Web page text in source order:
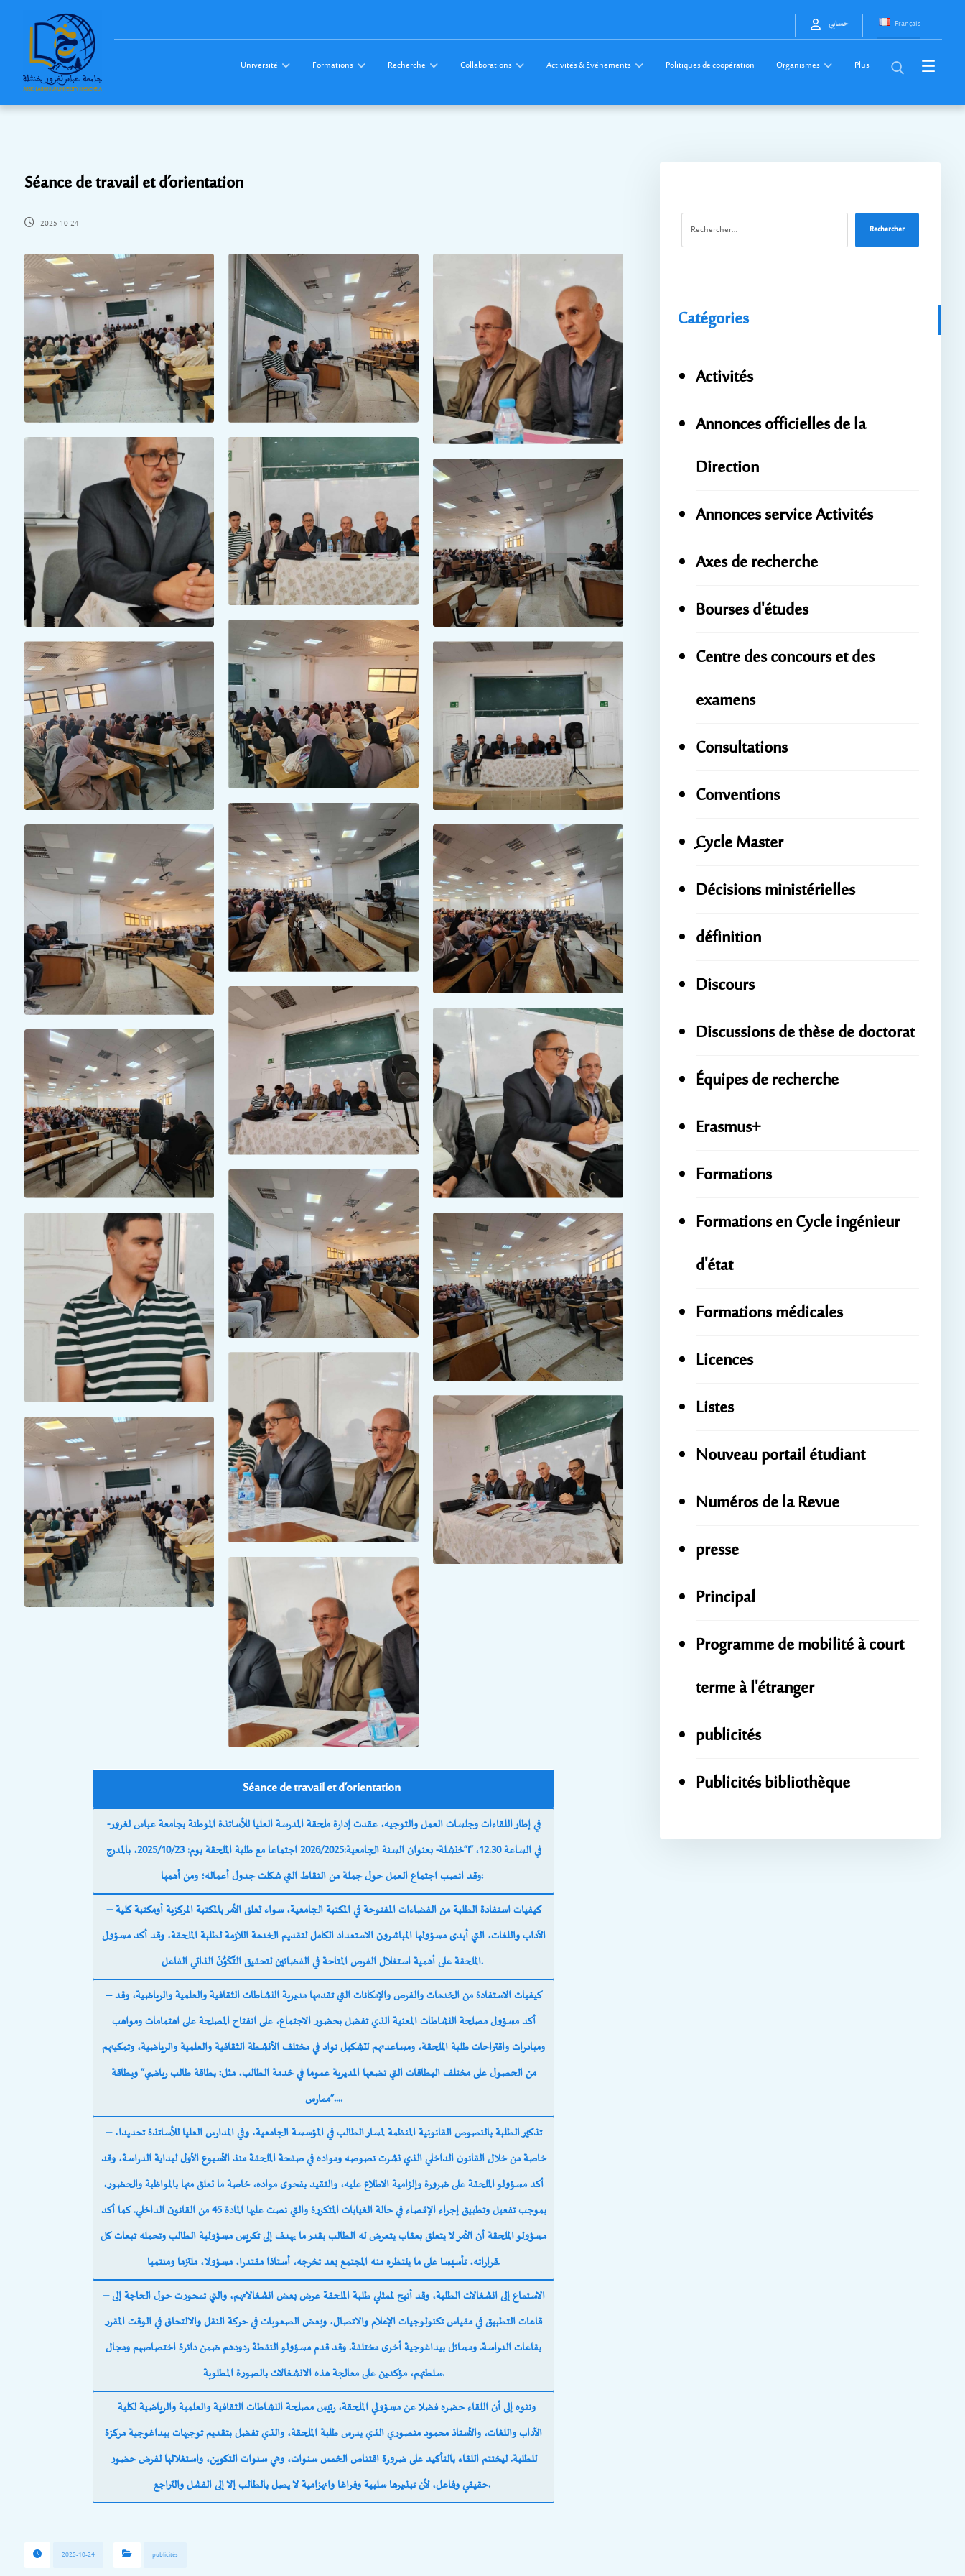
Français حسابي
Université Formations Recherche Collaborations Activités & Evénements Politiques de coopération Organismes Plus
Séance de travail et d’orientation
2025-10-24
Séance de travail et d’orientation
في إطار اللقاءات وجلسات العمل والتوجيه، عقدت إدارة ملحقة المدرسة العليا للأساتذة الموطنة بجامعة عباس لغرور-
خنشلة- بعنوان السنة الجامعية:2026/2025 اجتماعا مع طلبة الملحقة يوم: 2025/10/23، بالمدرج”I” في الساعة 12.30،
وقد انصب اجتماع العمل حول جملة من النقاط التي شكلت جدول أعماله؛ ومن أهمها:
– كيفيات استفادة الطلبة من الفضاءات المفتوحة في المكتبة الجامعية، سواء تعلق الأمر بالمكتبة المركزية أومكتبة كلية
الآداب واللغات، التي أبدى مسؤولها المباشرون الاستعداد الكامل لتقديم الخدمة اللازمة لطلبة الملحقة، وقد أكد مسؤول
الملحقة على أهمية استغلال الفرص المتاحة في الفضائين لتحقيق التَّكَوُّنَ الذاتي الفاعل.
– كيفيات الاستفادة من الخدمات والفرص والإمكانات التي تقدمها مديرية النشاطات الثقافية والعلمية والرياضية، وقد
أكد مسؤول مصلحة النشاطات المعنية الذي تفضل بحضور الاجتماع، على انفتاح المصلحة على اهتمامات ومواهب
ومبادرات واقتراحات طلبة الملحقة، ومساعدتهم لتشكيل نواد في مختلف الأنشطة الثقافية والعلمية والرياضية، وتمكينهم
من الحصول على مختلف البطاقات التي تضعها المديرية عموما في خدمة الطالب، مثل: بطاقة طالب رياضي” وبطاقة
ممارس”….
– تذكير الطلبة بالنصوص القانونية المنظمة لمسار الطالب في المؤسسة الجامعية، وفي المدارس العليا للأساتذة تحديدا،
خاصة من خلال القانون الداخلي الذي نشرت نصوصه ومواده في صفحة الملحقة منذ الأسبوع الأول لبداية الدراسة، وقد
أكد مسؤولو الملحقة على ضرورة وإلزامية الاطلاع عليه، والتقيد بفحوى مواده، خاصة ما تعلق منها بالمواظبة والحضور،
بموجب تفعيل وتطبيق إجراء الإقصاء في حالة الغيابات المتكررة والتي نصت عليها المادة 45 من القانون الداخلي. كما أكد
مسؤولو الملحقة أن الأمر لا يتعلق بعقاب يتعرض له الطالب بقدر ما يهدف إلى تكريس مسؤولية الطالب وتحمله تبعات كل
قراراته، تأسيسا على ما ينتظره منه المجتمع بعد تخرجه، أستاذا مقتدرا، مسؤولا، ملتزما ومنتميا.
– الاستماع إلى انشغالات الطلبة، وقد أتيح لممثلي طلبة الملحقة عرض بعض انشغالاتهم، والتي تمحورت حول الحاجة إلى
قاعات التطبيق في مقياس تكنولوجيات الإعلام والاتصال، وبعض الصعوبات في حركة النقل والالتحاق في الوقت المقرر
بقاعات الدراسة. ومسائل بيداغوجية أخرى مختلفة. وقد قدم مسؤولو النقطة ردودهم ضمن دائرة اختصاصهم ومجال
سلطتهم، مؤكدين على معالجة هذه الانشغالات بالصورة المطلوبة.
الآداب واللغات، والأستاذ محمود منصوري الذي يدرس طلبة الملحقة، والذي تفضل بتقديم توجيهات بيداغوجية مركزة
للطلبة. ليختتم اللقاء بالتأكيد على ضرورة اقتناص الخمس سنوات، وهي سنوات التكوين، واستغلالها لفرض حضور
حقيقي وفاعل، لأن تبذيرها سلبية وفراغا وانهزامية لا يصل بالطالب إلا إلى الفشل والتراجع.
2025-10-24 publicités
Rechercher
Catégories
Activités
Annonces officielles de la
Direction
Annonces service Activités
Axes de recherche
Bourses d'études
Centre des concours et des
examens
Consultations
Conventions
ِِِCycle Master
Décisions ministérielles
définition
Discours
Discussions de thèse de doctorat
Équipes de recherche
Erasmus+
Formations
Formations en Cycle ingénieur
d'état
Formations médicales
Licences
Listes
Nouveau portail étudiant
Numéros de la Revue
presse
Principal
Programme de mobilité à court
terme à l'étranger
publicités
Publicités bibliothèque